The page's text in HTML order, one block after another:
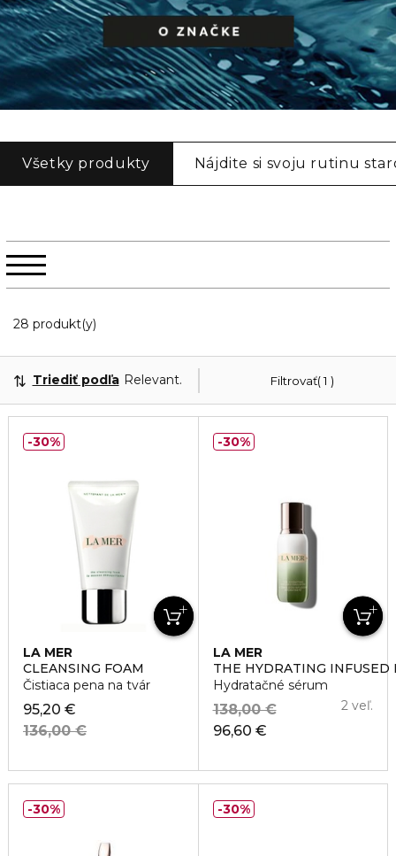
Všetky produkty Nájdite si svoju rutinu
28 produkt(y)
Filtrovať 1
Triediť podľa Relevantnosť
LA MER
CLEANSING FOAM
Čistiaca pena na tvár
95,20 €
136,00 €
30%
LA MER
THE HYDRATING INFUSED
Hydratačné sérum
96,60 €
138,00 € 2 veľ.
30%
30% 30%